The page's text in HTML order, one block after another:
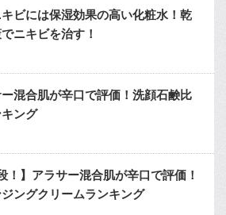
ビには保湿効果の高い化粧水！乾
ニキビを治す！
混合肌が辛口で評価！洗顔石鹸比
ング
！】アラサー混合肌が辛口で評価！
ングクリームランキング